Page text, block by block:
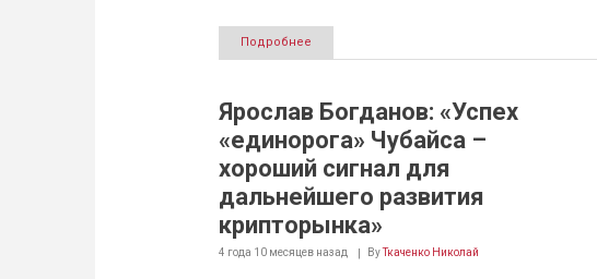
Подробнее
Ярослав Богданов: «Успех
«единорога» Чубайса –
хороший сигнал для
дальнейшего развития
крипторынка»
4 года 10 месяцевназад ByТкаченко Николай